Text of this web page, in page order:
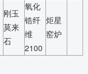
刚玉
莫来
石
氧化
锆纤
维
2100
炬星
窑炉